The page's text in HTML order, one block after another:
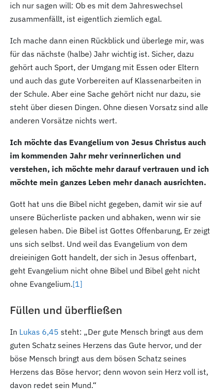
ich nur sagen will: Ob es mit dem Jahreswechsel
zusammenfällt, ist eigentlich ziemlich egal.
Ich mache dann einen Rückblick und überlege mir, was
für das nächste (halbe) Jahr wichtig ist. Sicher, dazu
gehört auch Sport, der Umgang mit Essen oder Eltern
und auch das gute Vorbereiten auf Klassenarbeiten in
der Schule. Aber eine Sache gehört nicht nur dazu, sie
steht über diesen Dingen. Ohne diesen Vorsatz sind alle
anderen Vorsätze nichts wert.
Ich möchte das Evangelium von Jesus Christus auch
im kommenden Jahr mehr verinnerlichen und
verstehen, ich möchte mehr darauf vertrauen und ich
möchte mein ganzes Leben mehr danach ausrichten.
Gott hat uns die Bibel nicht gegeben, damit wir sie auf
unsere Bücherliste packen und abhaken, wenn wir sie
gelesen haben. Die Bibel ist Gottes Offenbarung, Er zeigt
uns sich selbst. Und weil das Evangelium von dem
dreieinigen Gott handelt, der sich in Jesus offenbart,
geht Evangelium nicht ohne Bibel und Bibel geht nicht
ohne Evangelium.[1]
Füllen und überfließen
In Lukas 6,45 steht: „Der gute Mensch bringt aus dem
guten Schatz seines Herzens das Gute hervor, und der
böse Mensch bringt aus dem bösen Schatz seines
Herzens das Böse hervor; denn wovon sein Herz voll ist,
davon redet sein Mund.“